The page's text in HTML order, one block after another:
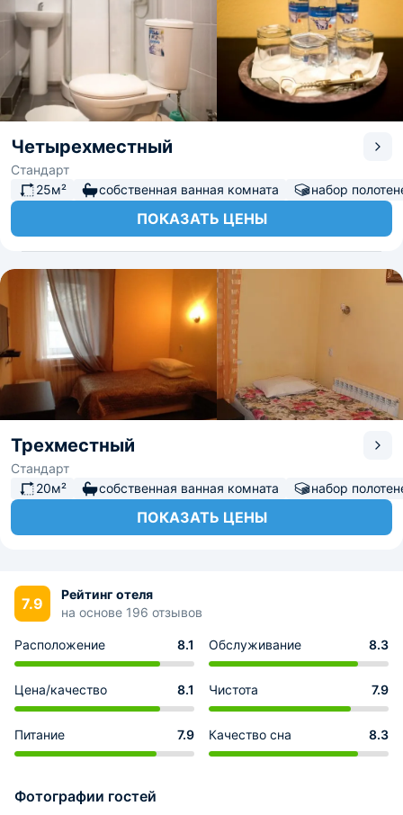
Четырехместный
Стандарт
25м²
собственная ванная комната набор
ПОКАЗАТЬ ЦЕНЫ
Трехместный
Стандарт
20м²
собственная ванная комната набор
ПОКАЗАТЬ ЦЕНЫ
7.9
Рейтинг отеля
на основе 196 отзывов
Расположение 8.1 Обслуживание 8.3
Цена/качество 8.1 Чистота 7.9
Питание 7.9 Качество сна 8.3
Фотографии гостей